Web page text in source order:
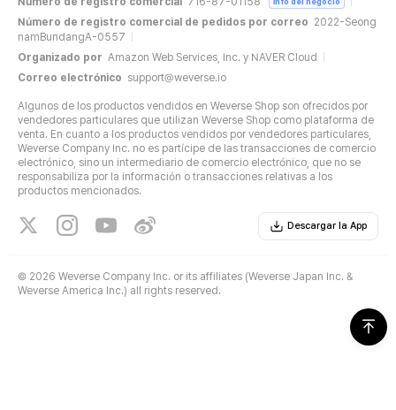
Número de registro comercial de pedidos por correo 2022-Seong
namBundangA-0557
Organizado por Amazon Web Services, Inc. y NAVER Cloud
Correo electrónico support@weverse.io
Algunos de los productos vendidos en Weverse Shop son ofrecidos por
vendedores particulares que utilizan Weverse Shop como plataforma de
venta. En cuanto a los productos vendidos por vendedores particulares,
Weverse Company Inc. no es partícipe de las transacciones de comercio
electrónico, sino un intermediario de comercio electrónico, que no se
responsabiliza por la información o transacciones relativas a los
productos mencionados.
Descargar la App
© 2026 Weverse Company Inc. or its affiliates (Weverse Japan Inc. &
Weverse America Inc.) all rights reserved.